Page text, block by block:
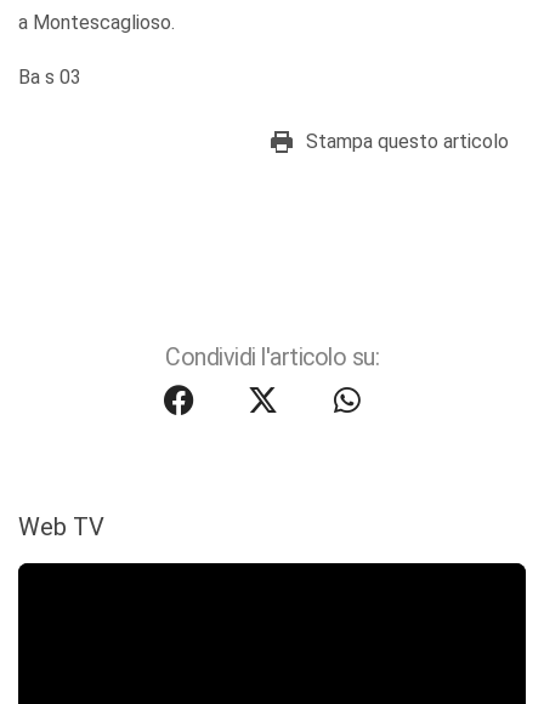
a Montescaglioso.
Ba s 03
Stampa questo articolo
Condividi l'articolo su:
Web TV